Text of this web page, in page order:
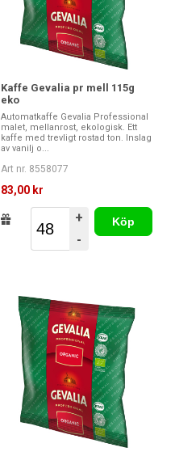
Kaffe Gevalia pr mell 115g
eko
Automatkaffe Gevalia Professional
malet, mellanrost, ekologisk. Ett
kaffe med trevligt rostad ton. Inslag
av vanilj o...
Art nr. 8558077
83,00 kr
+
-
Köp